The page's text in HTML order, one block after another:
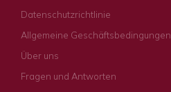
Datenschutzrichtlinie
Allgemeine Geschäftsbedingungen
Über uns
Fragen und Antworten